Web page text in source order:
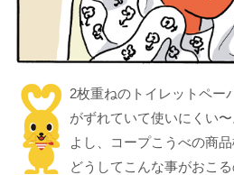
2枚重ねのトイレットペー
がずれていて使いにくい
よし、コープこうべの商
どうしてこんな事がおこ